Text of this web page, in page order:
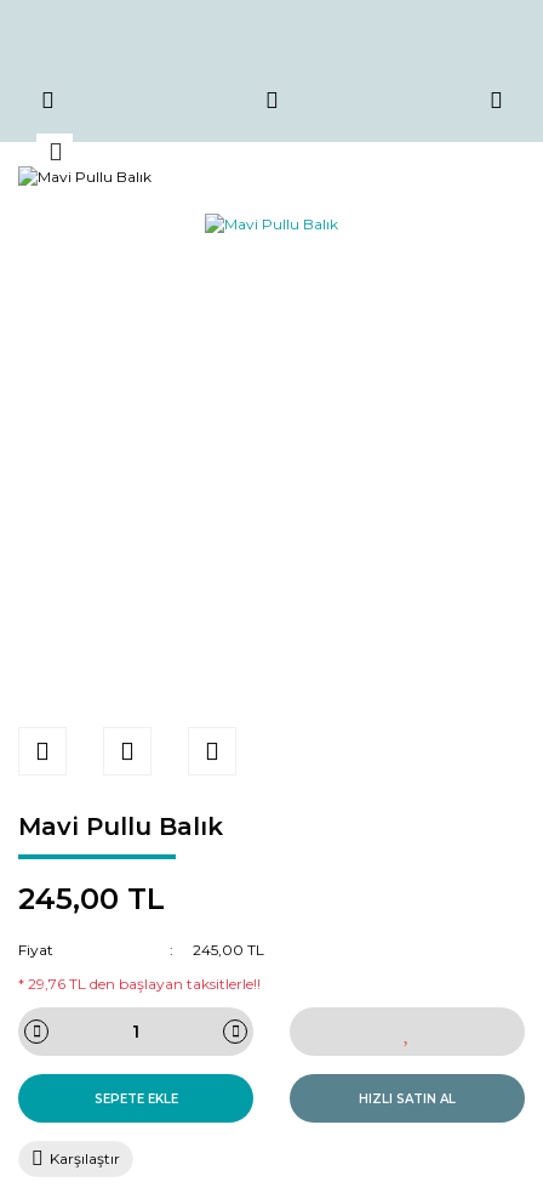
Mavi Pullu Balık
245,00 TL
Fiyat
245,00 TL
* 29,76 TL den başlayan taksitlerle!!
SEPETE EKLE HIZLI SATIN AL
Karşılaştır